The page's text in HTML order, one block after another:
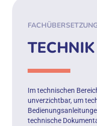
TECHNIK
Im technischen
unverzichtbar, um
technische